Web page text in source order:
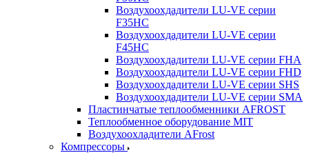
Воздухоохдадители LU-VE серии
F35HC
Воздухоохдадители LU-VE серии
F45HC
Воздухоохдадители LU-VE серии FHA
Воздухоохдадители LU-VE серии FHD
Воздухоохдадители LU-VE серии SHS
Воздухоохдадители LU-VE серии SMA
Пластинчатые теплообменники AFROST
Теплообменное оборудование MIT
Воздухоохладители AFrost
Компрессоры